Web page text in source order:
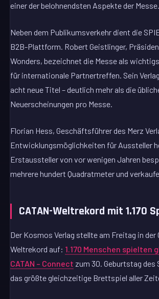
einer der belohnendsten Aspekte der
Neben dem Publikumsverkehr dient die
B2B-Plattform. Robert Geistlinger,
Wonders, bezeichnet die Messe als
für internationale Partnertreffen. Sein
acht neue Titel – deutlich mehr als die
Neuerscheinungen pro Messe.
Florian Hess, Geschäftsführer des Merz
Entwicklungsmöglichkeiten für Aussteller
Erstaussteller von vor wenigen Jahren
mehrere hundert Quadratmeter und
CATAN-Weltrekord mit 1.170
Der Kosmos Verlag stellte am Freitag in der
Weltrekord auf: 1.170 Menschen spielten
CATAN – Connect zum 30. Geburtstag des
das größte gleichzeitige Brettspiel aller